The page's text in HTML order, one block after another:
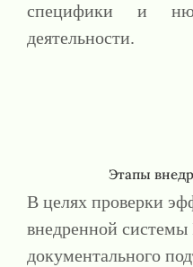
специфики и
деятельности.
Этапы
В целях проверки
внедренной системы
документального